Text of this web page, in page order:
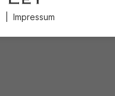
Impressum